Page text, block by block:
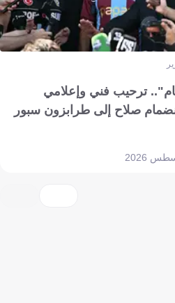
ترحيب فني وإعلامي
صلاح إلى طرابزون سبور